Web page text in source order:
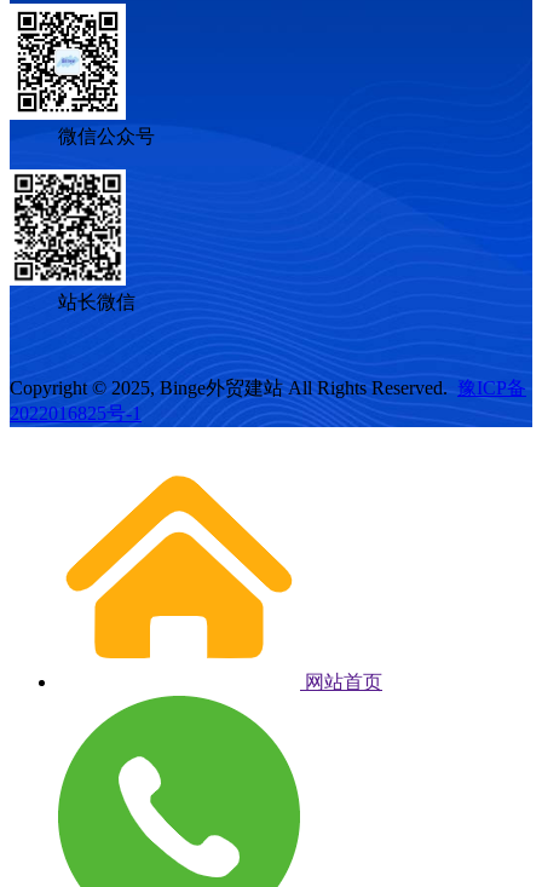
微信公众号
站长微信
Copyright © 2025, Binge外贸建站 All Rights Reserved. 豫ICP备
2022016825号-1
网站首页